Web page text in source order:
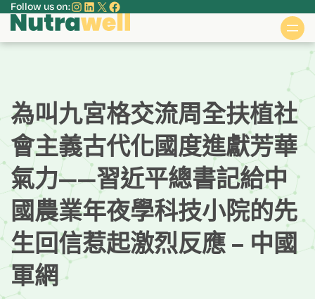
主
Follow us on:Instagram
LinkedIn
XFacebook
為叫九宮格交流周全扶植社
會主義古代化國度進獻芳華
氣力——習近平總書記給中
國農業年夜學科技小院的先
生回信惹起激烈反應 – 中國
軍網